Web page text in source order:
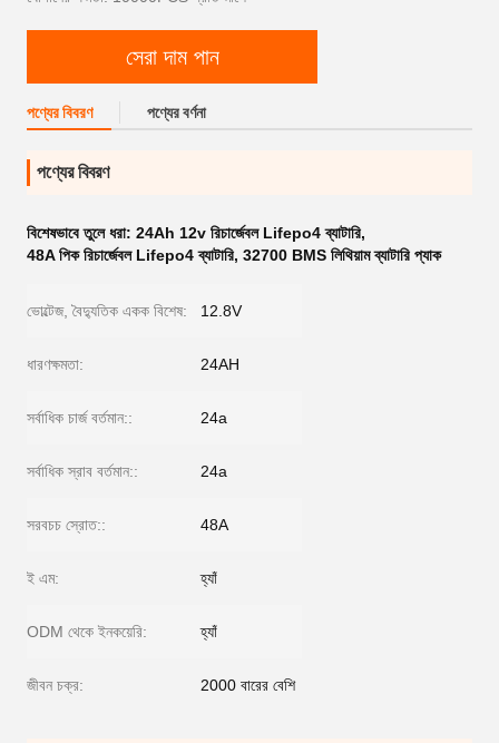
সেরা দাম পান
পণ্যের বিবরণ পণ্যের বর্ণনা
পণ্যের বিবরণ
বিশেষভাবে তুলে ধরা: 24Ah 12v রিচার্জেবল Lifepo4 ব্যাটারি,
48A পিক রিচার্জেবল Lifepo4 ব্যাটারি, 32700 BMS লিথিয়াম ব্যাটারি প্যাক
ভোল্টেজ, বৈদ্যুতিক একক বিশেষ: 12.8V
ধারণক্ষমতা: 24AH
সর্বাধিক চার্জ বর্তমান:: 24a
সর্বাধিক স্রাব বর্তমান:: 24a
সরবচচ স্রোত:: 48A
ই এম: হ্যাঁ
ODM থেকে ইনকয়েরি: হ্যাঁ
জীবন চক্র: 2000 বারের বেশি